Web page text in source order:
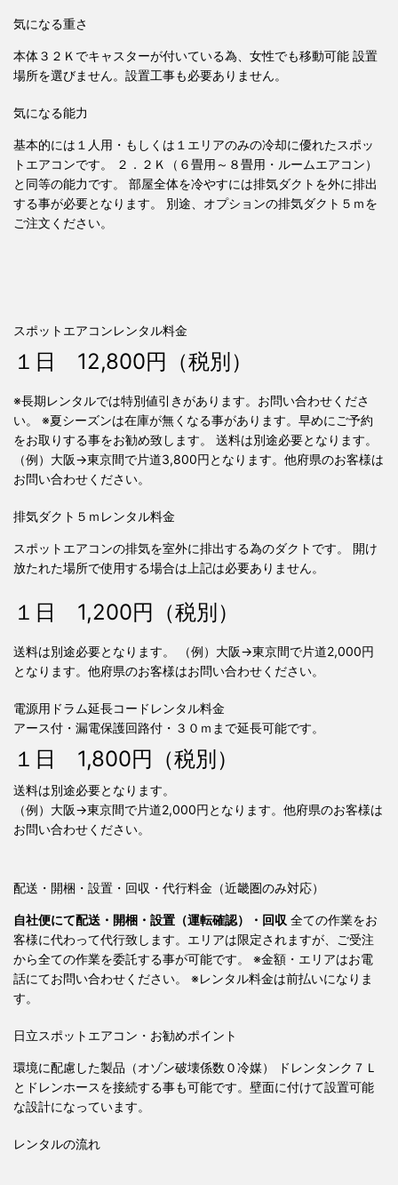
気になる重さ
本体３２Ｋでキャスターが付いている為、女性でも移動可能 設置
場所を選びません。設置工事も必要ありません。
気になる能力
基本的には１人用・もしくは１エリアのみの冷却に優れたスポッ
トエアコンです。 ２．２Ｋ（６畳用～８畳用・ルームエアコン）
と同等の能力です。 部屋全体を冷やすには排気ダクトを外に排出
する事が必要となります。 別途、オプションの排気ダクト５ｍを
ご注文ください。
スポットエアコンレンタル料金
１日 12,800円（税別）
※長期レンタルでは特別値引きがあります。お問い合わせくださ
い。 ※夏シーズンは在庫が無くなる事があります。早めにご予約
をお取りする事をお勧め致します。 送料は別途必要となります。
（例）大阪→東京間で片道3,800円となります。他府県のお客様は
お問い合わせください。
排気ダクト５ｍレンタル料金
スポットエアコンの排気を室外に排出する為のダクトです。 開け
放たれた場所で使用する場合は上記は必要ありません。
１日 1,200円（税別）
送料は別途必要となります。 （例）大阪→東京間で片道2,000円
となります。他府県のお客様はお問い合わせください。
電源用ドラム延長コードレンタル料金
アース付・漏電保護回路付・３０ｍまで延長可能です。
１日 1,800円（税別）
送料は別途必要となります。
（例）大阪→東京間で片道2,000円となります。他府県のお客様は
お問い合わせください。
配送・開梱・設置・回収・代行料金（近畿圏のみ対応）
自社便にて配送・開梱・設置（運転確認）・回収 全ての作業をお
客様に代わって代行致します。エリアは限定されますが、ご受注
から全ての作業を委託する事が可能です。 ※金額・エリアはお電
話にてお問い合わせください。 ※レンタル料金は前払いになりま
す。
日立スポットエアコン・お勧めポイント
環境に配慮した製品（オゾン破壊係数０冷媒） ドレンタンク７Ｌ
とドレンホースを接続する事も可能です。壁面に付けて設置可能
な設計になっています。
レンタルの流れ